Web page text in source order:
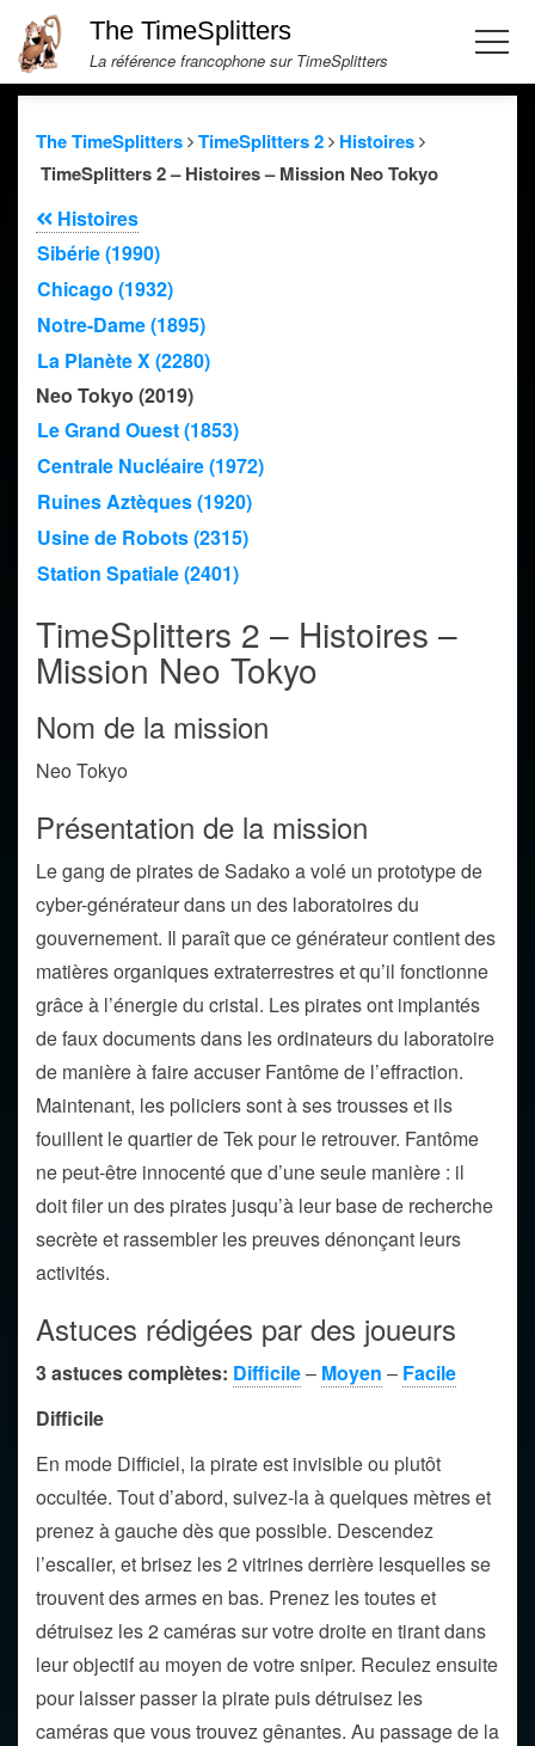
The TimeSplitters
La référence francophone sur TimeSplitters
The TimeSplitters TimeSplitters 2
Histoires
TimeSplitters 2 – Histoires – Mission Neo Tokyo
Histoires
Sibérie (1990)
Chicago (1932)
Notre-Dame (1895)
La Planète X (2280)
Neo Tokyo (2019)
Le Grand Ouest (1853)
Centrale Nucléaire (1972)
Ruines Aztèques (1920)
Usine de Robots (2315)
Station Spatiale (2401)
TimeSplitters 2 – Histoires –
Mission Neo Tokyo
Nom de la mission
Neo Tokyo
Présentation de la mission
Le gang de pirates de Sadako a volé un prototype de
cyber-générateur dans un des laboratoires du
gouvernement. Il paraît que ce générateur contient des
matières organiques extraterrestres et qu’il fonctionne
grâce à l’énergie du cristal. Les pirates ont implantés
de faux documents dans les ordinateurs du laboratoire
de manière à faire accuser Fantôme de l’effraction.
Maintenant, les policiers sont à ses trousses et ils
fouillent le quartier de Tek pour le retrouver. Fantôme
ne peut-être innocenté que d’une seule manière : il
doit filer un des pirates jusqu’à leur base de recherche
secrète et rassembler les preuves dénonçant leurs
activités.
Astuces rédigées par des joueurs
3 astuces complètes: Difficile– Moyen – Facile
Difficile
En mode Difficiel, la pirate est invisible ou plutôt
occultée. Tout d’abord, suivez-la à quelques mètres et
prenez à gauche dès que possible. Descendez
l’escalier, et brisez les 2 vitrines derrière lesquelles se
trouvent des armes en bas. Prenez les toutes et
détruisez les 2 caméras sur votre droite en tirant dans
leur objectif au moyen de votre sniper. Reculez ensuite
pour laisser passer la pirate puis détruisez les
caméras que vous trouvez gênantes. Au passage de la